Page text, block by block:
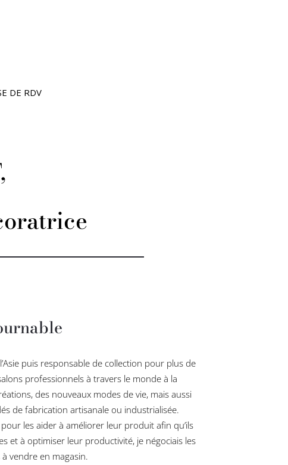
DE RDV
puis responsable de collection pour plus de
professionnels à travers le monde à la
des nouveaux modes de vie, mais aussi
de fabrication artisanale ou industrialisée.
pour les aider à améliorer leur produit afin qu’ils
et à optimiser leur productivité, je négociais les
vendre en magasin.